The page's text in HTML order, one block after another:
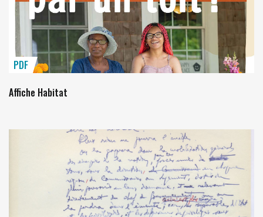
PDF
Affiche Habitat